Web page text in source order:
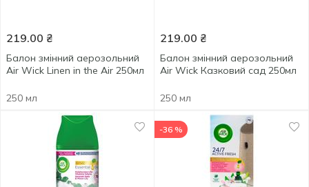
219.00 ₴
Балон змінний аерозольний
Air Wick Linen in the Air 250мл
250 мл
219.00 ₴
Балон змінний аерозольний
Air Wick Казковий сад 250мл
250 мл
-36 %